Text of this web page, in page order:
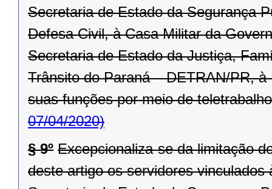
Secretaria de Estado da Segurança
Defesa Civil, à Casa Militar da
Secretaria de Estado da Justiça,
Trânsito do Paraná – DETRAN/PR,
suas funções por meio de
07/04/2020)
§ 9º Excepcionaliza-se da limitação
deste artigo os servidores